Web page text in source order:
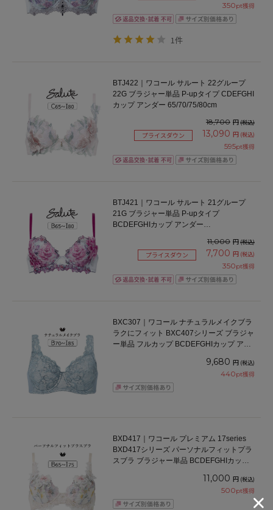
350pt獲得
1件
BTJ422｜ワコール サルート 22グループ
22G ブラジャー単品 P-upタイプ CDEFGHI
カップ アンダー 65/70/75/80cm
18,700 円(税込)
プライスダウン 13,090 円 (税込)
595pt獲得
BTJ421｜ワコール サルート 21グループ
21G ブラジャー単品 P-upタイプ
BCDEFGHIカップ アンダー
11,000 円(税込)
プライスダウン 7,700 円 (税込)
350pt獲得
BXC307｜ワコール ナチュラルメイクブラ
ラクにフィット BXC407シリーズ ブラジャ
ー単品 フルカップ BCDEFGHIカップ アン
9,680 円 (税込)
440pt獲得
BXD417｜ワコール プレミアム 17series
BXD417シリーズ パーソナルフィットプラ
スブラ ブラジャー単品 BCDEFGHIカップ
11,000 円 (税込)
500pt獲得